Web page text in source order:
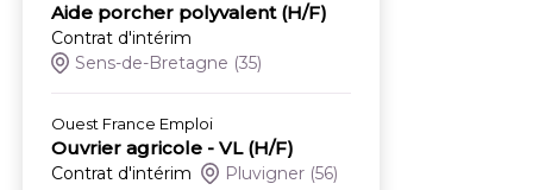
Aide porcher polyvalent (H/F)
Contrat d'intérim
Sens-de-Bretagne (35)
Ouest France Emploi
Ouvrier agricole - VL (H/F)
Contrat d'intérim Pluvigner (56)